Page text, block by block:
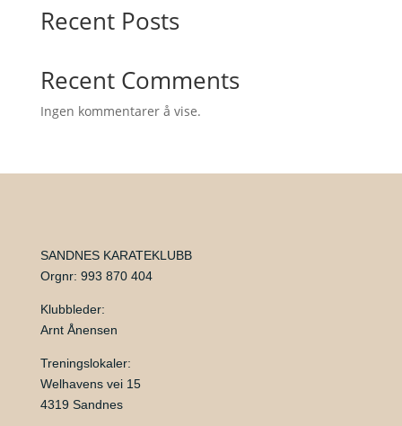
Recent Posts
Recent Comments
Ingen kommentarer å vise.
SANDNES KARATEKLUBB
Orgnr: 993 870 404
Klubbleder:
Arnt Ånensen
Treningslokaler:
Welhavens vei 15
4319 Sandnes